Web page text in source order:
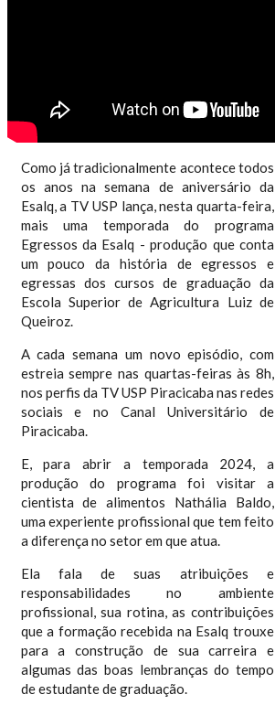
Como já tradicionalmente acontece todos
os anos na semana de aniversário da
Esalq, a TV USP lança, nesta quarta-feira,
mais uma temporada do programa
Egressos da Esalq - produção que conta
um pouco da história de egressos e
egressas dos cursos de graduação da
Escola Superior de Agricultura Luiz de
Queiroz.
A cada semana um novo episódio, com
estreia sempre nas quartas-feiras às 8h,
nos perfis da TV USP Piracicaba nas redes
sociais e no Canal Universitário de
Piracicaba.
E, para abrir a temporada 2024, a
produção do programa foi visitar a
cientista de alimentos Nathália Baldo,
uma experiente profissional que tem feito
a diferença no setor em que atua.
Ela fala de suas atribuições e
responsabilidades no ambiente
profissional, sua rotina, as contribuições
que a formação recebida na Esalq trouxe
para a construção de sua carreira e
algumas das boas lembranças do tempo
de estudante de graduação.